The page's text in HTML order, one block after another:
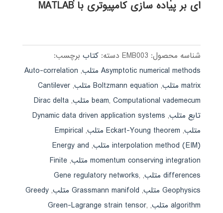
ای بر پیاده سازی کامپیوتری با MATLAB
شناسه محصول: EMB003 دسته: کتاب برچسب:
Asymptotic numerical methods متلب
,
Auto-correlation
matrix متلب
, Boltzmann equation متلب ,
Cantilever
beam,Computational vademecum متلب ,
Dirac delta
تابع متلب,
Dynamic data driven application systems
متلب, Eckart-Young theorem متلب ,
Empirical
interpolation method (EIM) متلب
,
Energy and
momentum conserving integration متلب
,
Finite
differences متلب
,
Gene regulatory networks,
Geophysics متلب
, Grassmann manifold متلب ,
Greedy
algorithm متلب
,
Green-Lagrange strain tensor,